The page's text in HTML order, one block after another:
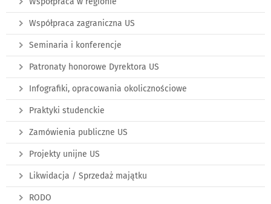
Współpraca zagraniczna US
Seminaria i konferencje
Patronaty honorowe Dyrektora US
Infografiki, opracowania okolicznościowe
Praktyki studenckie
Zamówienia publiczne US
Projekty unijne US
Likwidacja / Sprzedaż majątku
RODO